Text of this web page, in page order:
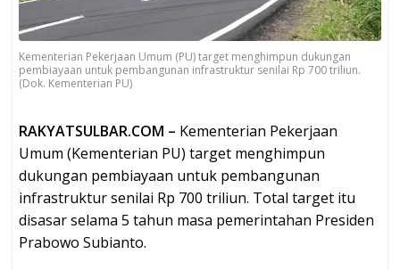
Kementerian Pekerjaan Umum (PU) target menghimpun dukungan
pembiayaan untuk pembangunan infrastruktur senilai Rp 700 triliun.
(Dok. Kementerian PU)
RAKYATSULBAR.COM – Kementerian Pekerjaan
Umum (Kementerian PU) target menghimpun
dukungan pembiayaan untuk pembangunan
infrastruktur senilai Rp 700 triliun. Total target itu
disasar selama 5 tahun masa pemerintahan Presiden
Prabowo Subianto.